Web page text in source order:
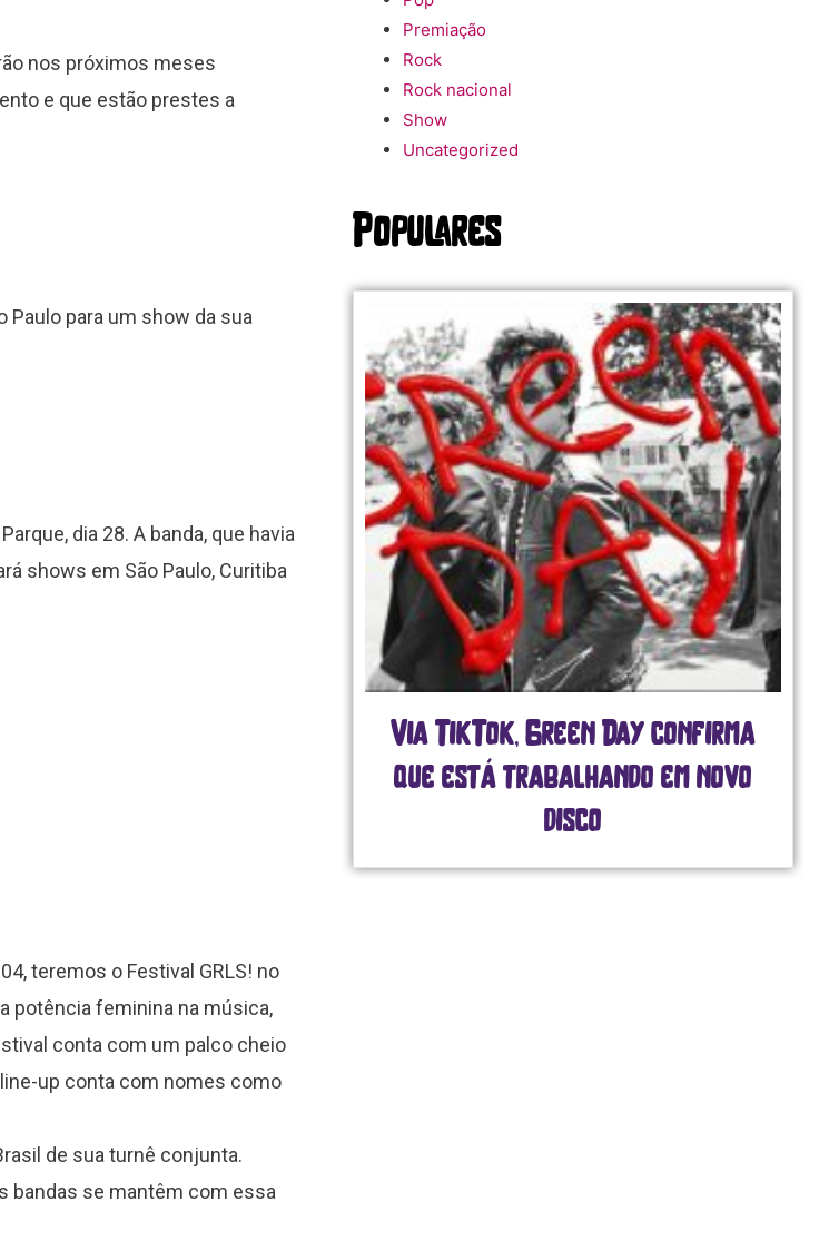
nos próximos meses
e que estão prestes a
Paulo para um show da sua
dia 28. A banda, que havia
shows em São Paulo, Curitiba
teremos o Festival GRLS! no
potência feminina na música,
conta com um palco cheio
up conta com nomes como
de sua turnê conjunta.
bandas se mantêm com essa
Premiação
Rock
Rock nacional
Show
Uncategorized
Populares
Via TikTok, Green Day confirma
que está trabalhando em novo
disco